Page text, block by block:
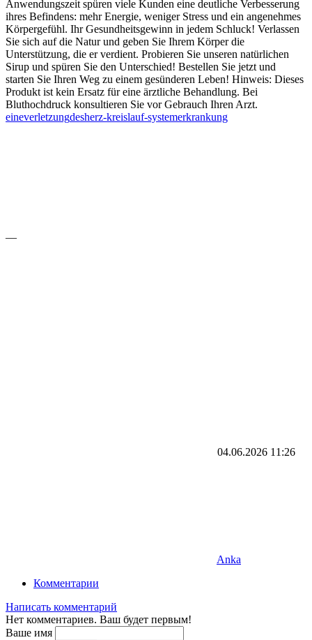
Anwendungszeit spüren viele Kunden eine deutliche Verbesserung
ihres Befindens: mehr Energie, weniger Stress und ein angenehmes
Körpergefühl. Ihr Gesundheitsgewinn in jedem Schluck! Verlassen
Sie sich auf die Natur und geben Sie Ihrem Körper die
Unterstützung, die er verdient. Probieren Sie unseren natürlichen
Sirup und spüren Sie den Unterschied! Bestellen Sie jetzt und
starten Sie Ihren Weg zu einem gesünderen Leben! Hinweis: Dieses
Produkt ist kein Ersatz für eine ärztliche Behandlung. Bei
Bluthochdruck konsultieren Sie vor Gebrauch Ihren Arzt.
eineverletzungdesherz-kreislauf-systemerkrankung
—
04.06.2026 11:26
Anka
Комментарии
Написать комментарий
Нет комментариев. Ваш будет первым!
Ваше имя